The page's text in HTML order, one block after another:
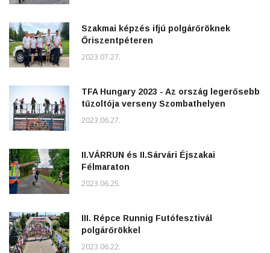
Szakmai képzés ifjú polgárőröknek
Őriszentpéteren
2023.07.27.
TFA Hungary 2023 - Az ország legerősebb
tűzoltója verseny Szombathelyen
2023.06.27.
II.VÁRRUN és II.Sárvári Éjszakai
Félmaraton
2023.06.25.
III. Répce Runnig Futófesztivál
polgárőrökkel
2023.06.22.